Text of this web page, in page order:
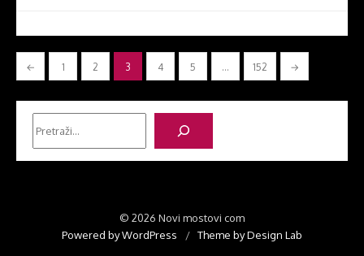
Brojevi
stranica
objava
← 1 2 3 4 5 … 152 →
© 2026 Novi mostovi com
Powered by WordPress
/ Theme by Design Lab